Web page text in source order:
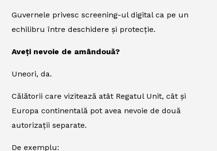
Guvernele privesc screening-ul digital ca pe un
echilibru între deschidere și protecție.
Aveți nevoie de amândouă?
Uneori, da.
Călătorii care vizitează atât Regatul Unit, cât și
Europa continentală pot avea nevoie de două
autorizații separate.
De exemplu: